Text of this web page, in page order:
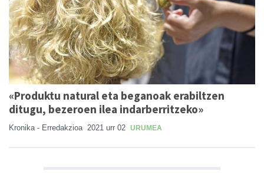
«Produktu natural eta beganoak erabiltzen
ditugu, bezeroen ilea indarberritzeko»
Kronika - Erredakzioa 2021 urr 02 URUMEA